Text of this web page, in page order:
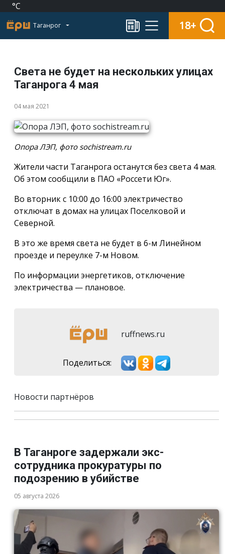
°C
Таганрог 18+
Света не будет на нескольких улицах
Таганрога 4 мая
04 мая 2021
Опора ЛЭП, фото sochistream.ru
Жители части Таганрога останутся без света 4 мая.
Об этом сообщили в ПАО «Россети Юг».
Во вторник с 10:00 до 16:00 электричество
отключат в домах на улицах Поселковой и
Северной.
В это же время света не будет в 6-м Линейном
проезде и переулке 7-м Новом.
По информации энергетиков, отключение
электричества — плановое.
ruffnews.ru
Поделиться:
Новости партнёров
В Таганроге задержали экс-
сотрудника прокуратуры по
подозрению в убийстве
05 августа 2026